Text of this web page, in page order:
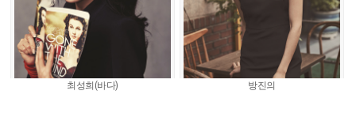
최성희(바다) 방진의